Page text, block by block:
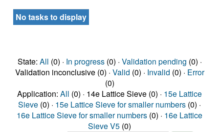
No tasks to display
State: All (0) · In progress(0) · Validation pending (0) ·
Validation inconclusive (0) · Valid (0) · Invalid (0) · Error
(0)
Application: All (0) · 14e Lattice Sieve (0) · 15e Lattice
Sieve (0) · 15e Lattice Sieve for smaller numbers (0) ·
16e Lattice Sieve for smaller numbers (0) · 16e Lattice
Sieve V5 (0)